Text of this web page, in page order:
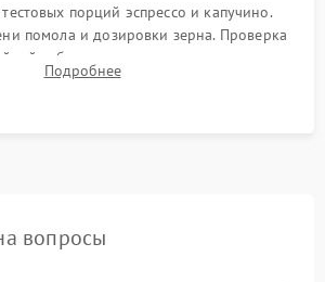
порций эспрессо и капучино.
помола и дозировки зерна. Проверка
таблетки, температуры напитка и
пены. Контроль отсутствия посторонних
Подробнее
вопросы